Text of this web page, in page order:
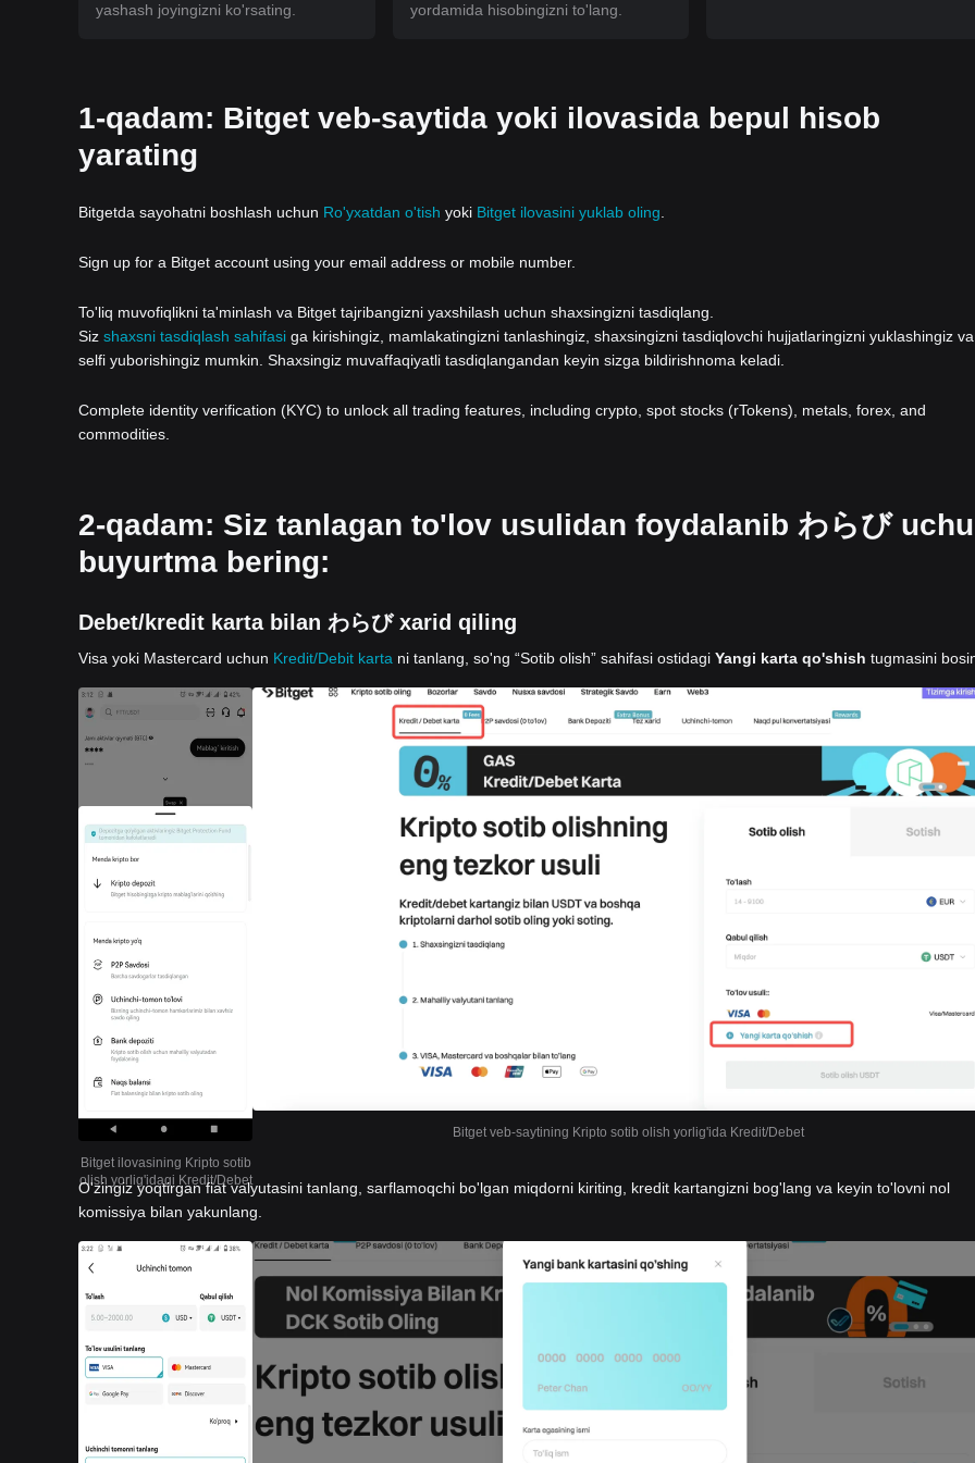
yashash joyingizni ko'rsating.
yordamida hisobingizni to'lang.
1-qadam: Bitget veb-saytida yoki ilovasida bepul hisob
yarating
Bitgetda sayohatni boshlash uchun Ro'yxatdan o'tish yoki Bitget ilovasini yuklab oling
Sign up for a Bitget account using your email address or mobile number.
To'liq muvofiqlikni ta'minlash va Bitget tajribangizni yaxshilash uchun shaxsingizni tasdiqlang.
Siz shaxsni tasdiqlash sahifasi ga kirishingiz, mamlakatingizni tanlashingiz, shaxsingizni tasdiqlovchi hujjatlaringizni yuklashingiz va
selfi yuborishingiz mumkin. Shaxsingiz muvaffaqiyatli tasdiqlangandan keyin sizga bildirishnoma keladi.
Complete identity verification (KYC) to unlock all trading features, including crypto, spot stocks (rTokens), metals, forex, and
commodities.
2-qadam: Siz tanlagan to'lov usulidan foydalanib わらび
buyurtma bering:
Debet/kredit karta bilan わらび xarid qiling
Visa yoki Mastercard uchun Kredit/Debit karta ni tanlang, so'ng “Sotib olish” sahifasi ostidagi Yangi karta qo'shish tugmasini
Bitget ilovasining Kripto sotib
olish yorlig'idagi Kredit/Debet
Bitget veb-saytining Kripto sotib olish yorlig'ida Kredit/Debet
O'zingiz yoqtirgan fiat valyutasini tanlang, sarflamoqchi bo'lgan miqdorni kiriting, kredit kartangizni bog'lang va keyin to'lovni nol
komissiya bilan yakunlang.